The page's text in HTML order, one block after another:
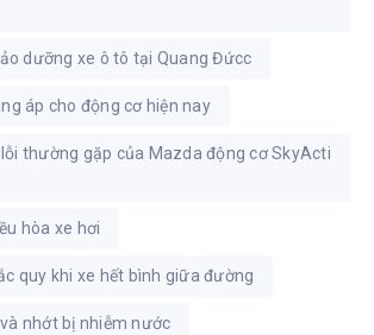
dưỡng xe ô tô tại Quang Đứcc
áp cho động cơ hiện nay
thường gặp của Mazda động cơ SkyActi
hòa xe hơi
quy khi xe hết bình giữa đường
nhớt bị nhiễm nước